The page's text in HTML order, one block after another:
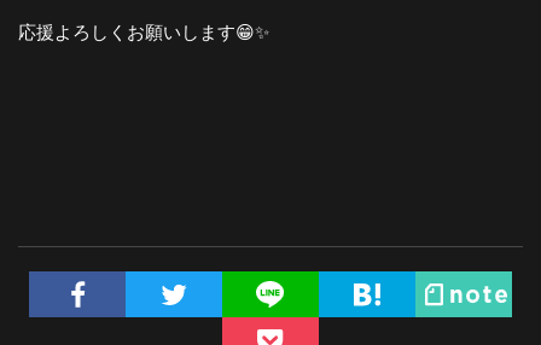
応援よろしくお願いします😁✨